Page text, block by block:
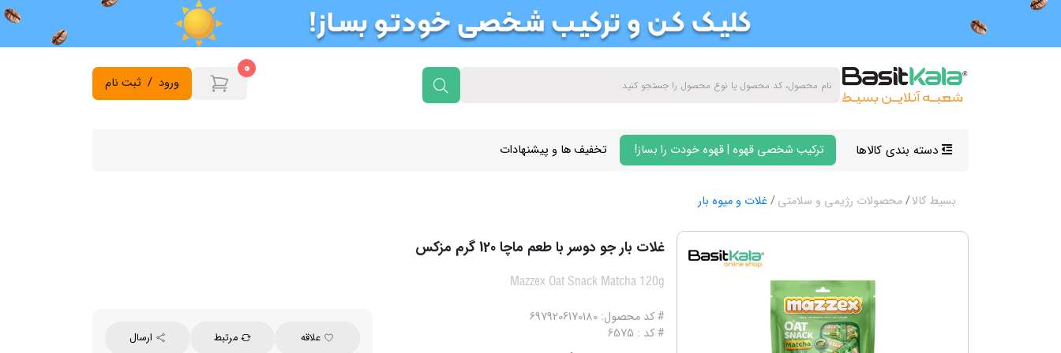
ثبت نام / ورود
0
دسته بندی کالاها ترکیب شخصی قهوه | قهوه خودت را بساز! تخفیف ها و پیشنهادات
بسیط کالا محصولات رژیمی و سلامتی غلات و میوه بار
غلات بار جو دوسر با طعم ماچا 120 گرم مزکس
Mazzex Oat Snack Matcha 120g
# کد محصول: 6979206170180
# کد : 6575
علاقه مرتبط ارسال